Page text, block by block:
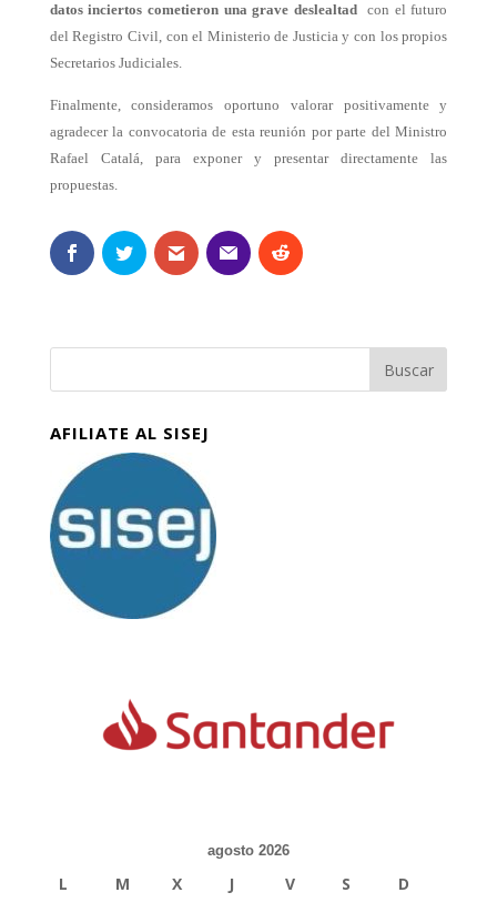
datos inciertos cometieron una grave deslealtadcon el futuro
del Registro Civil, con el Ministerio de Justicia y con los propios
Secretarios Judiciales.
Finalmente, consideramos oportuno valorar positivamente y
agradecer la convocatoria de esta reunión por parte del Ministro
Rafael Catalá, para exponer y presentar directamente las
propuestas.
AFILIATE AL SISEJ
agosto 2026
L M X J V S D